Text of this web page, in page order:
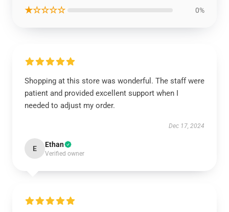
★☆☆☆☆ 0%
Shopping at this store was wonderful. The staff were
patient and provided excellent support when I
needed to adjust my order.
Dec 17, 2024
E Ethan
Verified owner